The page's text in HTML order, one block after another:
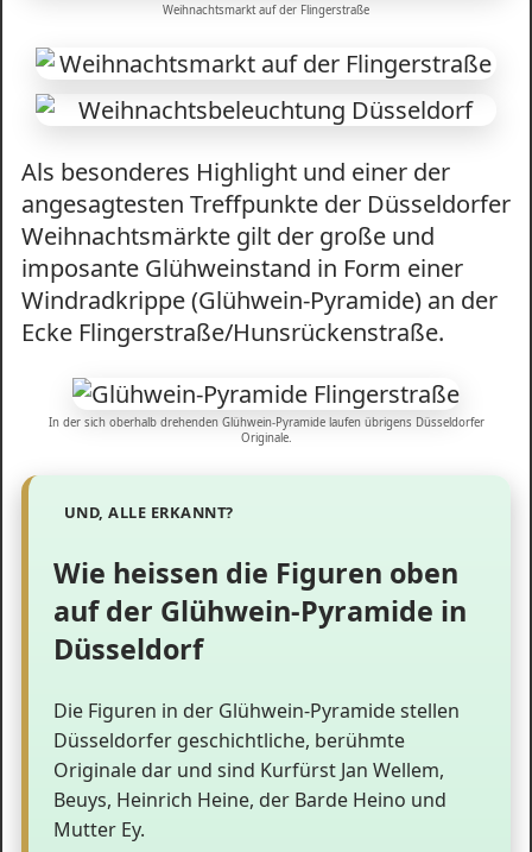
Weihnachtsmarkt auf der Flingerstraße
Als besonderes Highlight und einer der
angesagtesten Treffpunkte der Düsseldorfer
Weihnachtsmärkte gilt der große und
imposante Glühweinstand in Form einer
Windradkrippe (Glühwein-Pyramide) an der
Ecke Flingerstraße/Hunsrückenstraße.
In der sich oberhalb drehenden Glühwein-Pyramide laufen übrigens Düsseldorfer
Originale.
Wie heissen die Figuren oben
auf der Glühwein-Pyramide in
Düsseldorf
Die Figuren in der Glühwein-Pyramide stellen
Düsseldorfer geschichtliche, berühmte
Originale dar und sind Kurfürst Jan Wellem,
Beuys, Heinrich Heine, der Barde Heino und
Mutter Ey.